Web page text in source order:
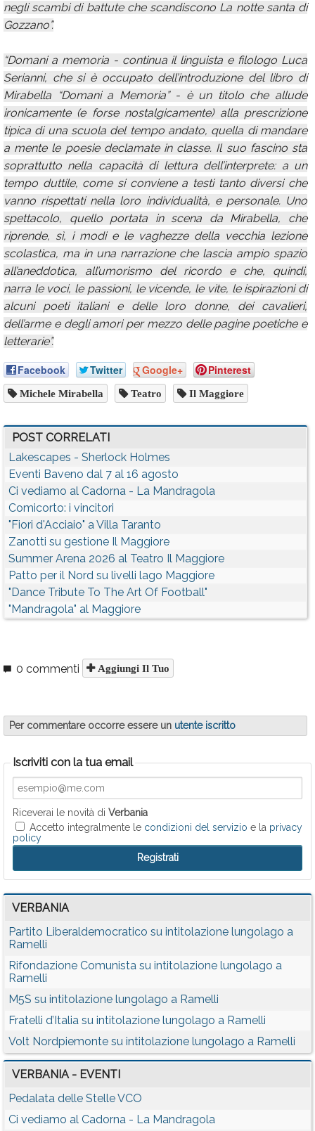
negli scambi di battute che scandiscono La notte santa di
Gozzano”.
“Domani a memoria - continua il linguista e filologo Luca
Serianni, che si è occupato dell’introduzione del libro di
Mirabella “Domani a Memoria” - è un titolo che allude
ironicamente (e forse nostalgicamente) alla prescrizione
tipica di una scuola del tempo andato, quella di mandare
a mente le poesie declamate in classe. Il suo fascino sta
soprattutto nella capacità di lettura dell’interprete: a un
tempo duttile, come si conviene a testi tanto diversi che
vanno rispettati nella loro individualità, e personale. Uno
spettacolo, quello portata in scena da Mirabella, che
riprende, sì, i modi e le vaghezze della vecchia lezione
scolastica, ma in una narrazione che lascia ampio spazio
all’aneddotica, all’umorismo del ricordo e che, quindi,
narra le voci, le passioni, le vicende, le vite, le ispirazioni di
alcuni poeti italiani e delle loro donne, dei cavalieri,
dell’arme e degli amori per mezzo delle pagine poetiche e
letterarie”.
Facebook Twitter Google+ Pinterest
Michele Mirabella Teatro Il Maggiore
POST CORRELATI
Lakescapes - Sherlock Holmes
Eventi Baveno dal 7 al 16 agosto
Ci vediamo al Cadorna - La Mandragola
Comicorto: i vincitori
"Fiori d'Acciaio" a Villa Taranto
Zanotti su gestione Il Maggiore
Summer Arena 2026 al Teatro Il Maggiore
Patto per il Nord su livelli lago Maggiore
"Dance Tribute To The Art Of Football"
"Mandragola" al Maggiore
0 commenti Aggiungi Il Tuo
Per commentare occorre essere un utente iscritto
Iscriviti con la tua email
Riceverai le novità di Verbania
Accetto integralmente le condizioni del servizio e la privacy
policy
VERBANIA
Partito Liberaldemocratico su intitolazione lungolago a
Ramelli
Rifondazione Comunista su intitolazione lungolago a
Ramelli
M5S su intitolazione lungolago a Ramelli
Fratelli d’Italia su intitolazione lungolago a Ramelli
Volt Nordpiemonte su intitolazione lungolago a Ramelli
VERBANIA - EVENTI
Pedalata delle Stelle VCO
Ci vediamo al Cadorna - La Mandragola